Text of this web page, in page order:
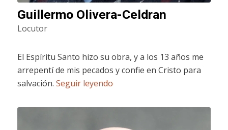
Guillermo Olivera-Celdran
Locutor
El Espíritu Santo hizo su obra, y a los 13 años me
arrepentí de mis pecados y confie en Cristo para
salvación. Seguir leyendo